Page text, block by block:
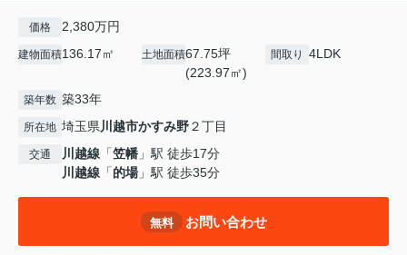
価格 2,380万円
建物面積136.17㎡ 土地面積67.75坪
(223.97㎡)
間取り 4LDK
築年数 築33年
所在地 埼玉県川越市かすみ野２丁目
交通 川越線 「笠幡 」駅 徒歩17分
川越線 「的場」駅 徒歩35分
無料 お問い合わせ